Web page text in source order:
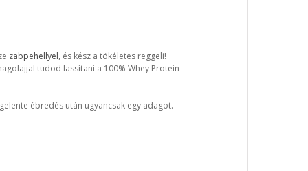
zabpehellyel, és kész a tökéletes reggeli!
tudod lassítani a 100% Whey Protein
ébredés után ugyancsak egy adagot.